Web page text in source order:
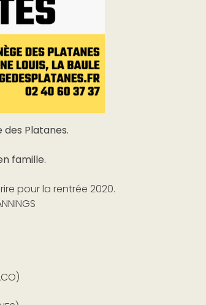
Platanes.
famille.
pour la rentrée 2020.